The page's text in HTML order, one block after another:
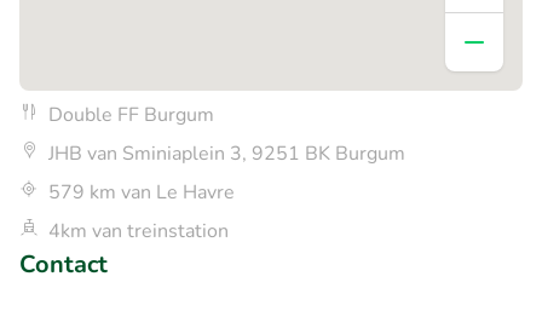
Double FF Burgum
JHB van Sminiaplein 3, 9251 BK Burgum
579 km van Le Havre
4km van treinstation
Contact